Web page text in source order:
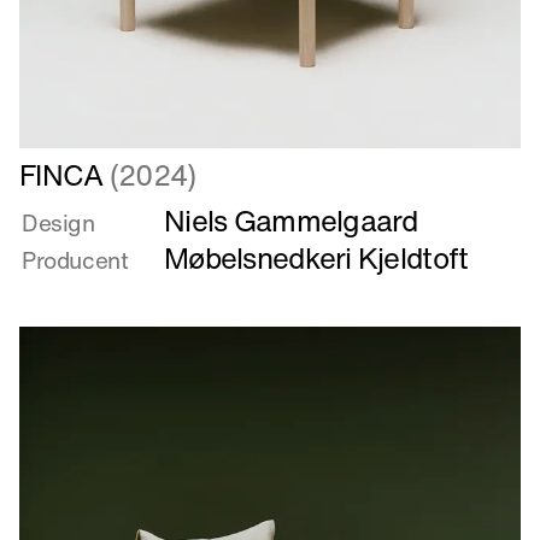
Læs
mere
om
FINCA
FINCA(2024)
Design Niels Gammelgaard
Producent Møbelsnedkeri Kjeldtoft